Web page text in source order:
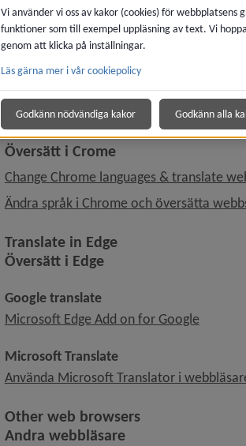
This page in Google TranslateLänk till
Instructions for translation in
Instruktioner för att
Translate in Crome
Översätt i Crome
Change Chrome languages & translate
Ändra språk i Chrome och översätta
Translate in Edge
Översätt i Edge
Google translate
Microsoft Edge Add on for GoogleLänk till
Microsoft Translate
Använda Microsoft Translator i
Other web browsers
Andra webbläsare
Vi använder vi oss av kakor (cookies) för
funktioner som till exempel uppläsning av text. Vi
genom att klicka på inställningar.
Läs gärna mer i vår cookiepolicy
Godkänn nödvändiga kakor Godkänn alla